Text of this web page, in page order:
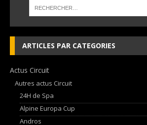
ARTICLES PAR CATEGORIES
Actus Circuit
Autres actus Circuit
24H de Spa
Alpine Europa Cup
Andros